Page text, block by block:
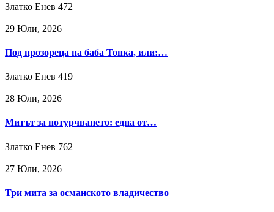
Златко Енев 472
29 Юли, 2026
Под прозореца на баба Тонка, или:…
Златко Енев 419
28 Юли, 2026
Митът за потурчването: една от…
Златко Енев 762
27 Юли, 2026
Три мита за османското владичество